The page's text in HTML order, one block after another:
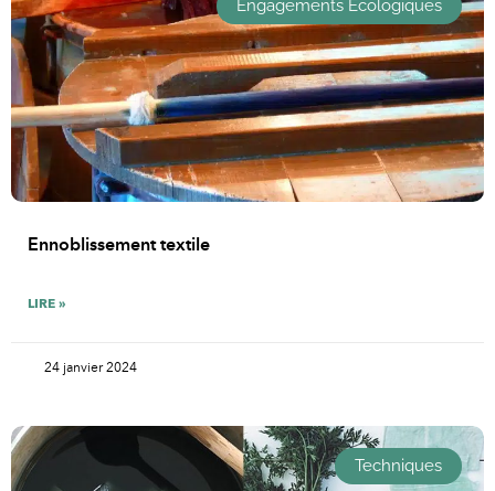
Engagements Écologiques
Ennoblissement textile
LIRE »
24 janvier 2024
Techniques